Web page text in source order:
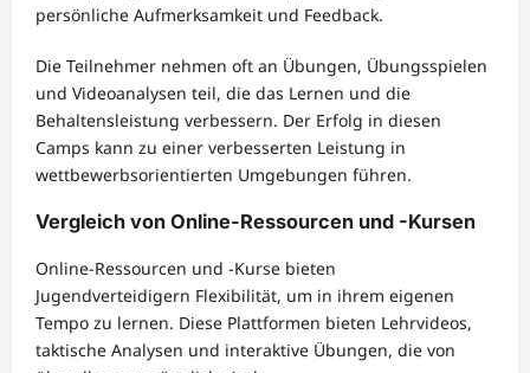
persönliche Aufmerksamkeit und Feedback.
Die Teilnehmer nehmen oft an Übungen, Übungsspielen
und Videoanalysen teil, die das Lernen und die
Behaltensleistung verbessern. Der Erfolg in diesen
Camps kann zu einer verbesserten Leistung in
wettbewerbsorientierten Umgebungen führen.
Vergleich von Online-Ressourcen und -Kursen
Online-Ressourcen und -Kurse bieten
Jugendverteidigern Flexibilität, um in ihrem eigenen
Tempo zu lernen. Diese Plattformen bieten Lehrvideos,
taktische Analysen und interaktive Übungen, die von